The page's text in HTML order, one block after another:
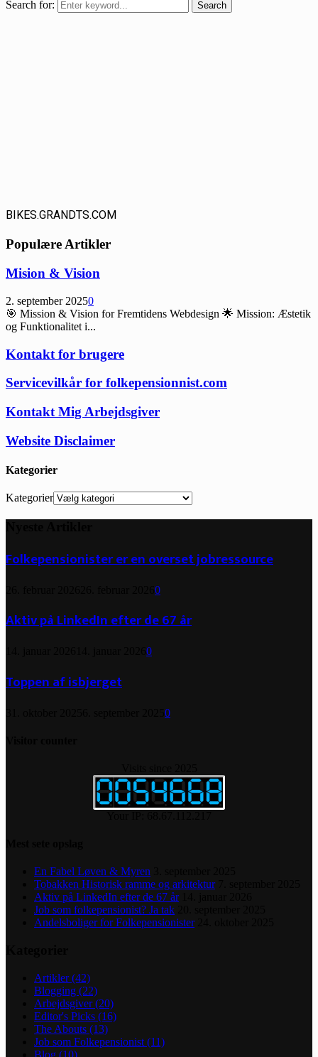
Search for: Search
BIKES.GRANDTS.COM
Populære Artikler
Mision & Vision
2. september 20250
🎯 Mission & Vision for Fremtidens Webdesign 🌟 Mission: Æstetik
og Funktionalitet i...
Kontakt for brugere
Servicevilkår for folkepensionnist.com
Kontakt Mig Arbejdsgiver
Website Disclaimer
Kategorier
Kategorier
Folkepensionister er en overset jobressource
0
Aktiv på LinkedIn efter de 67 år
0
Toppen af isbjerget
0
En Fabel Løven & Myren
Tobakken Historisk ramme og arkitektur
Aktiv på LinkedIn efter de 67 år
Job som folkepensionist? Ja tak
Andelsboliger for Folkepensionister
Artikler(42)
Blogging (22)
Arbejdsgiver(20)
Editor's Picks (16)
The Abouts (13)
Job som Folkepensionist (11)
Blog (10)